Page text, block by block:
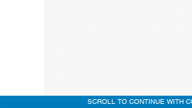
SCROLL TO CONTINUE WITH